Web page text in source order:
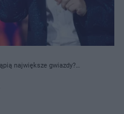
największe gwiazdy?